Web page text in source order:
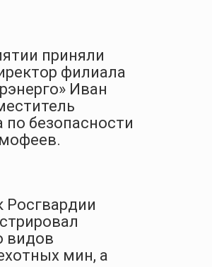
приняли
филиала
Иван
по безопасности
Росгвардии
видов
мин, а